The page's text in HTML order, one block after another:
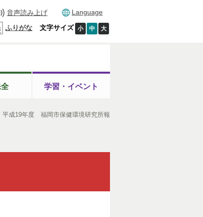
音声読み上げ Language
ふりがな 文字サイズ 小 中 大
学習・イベント
平成19年度 福岡市保健環境研究所報